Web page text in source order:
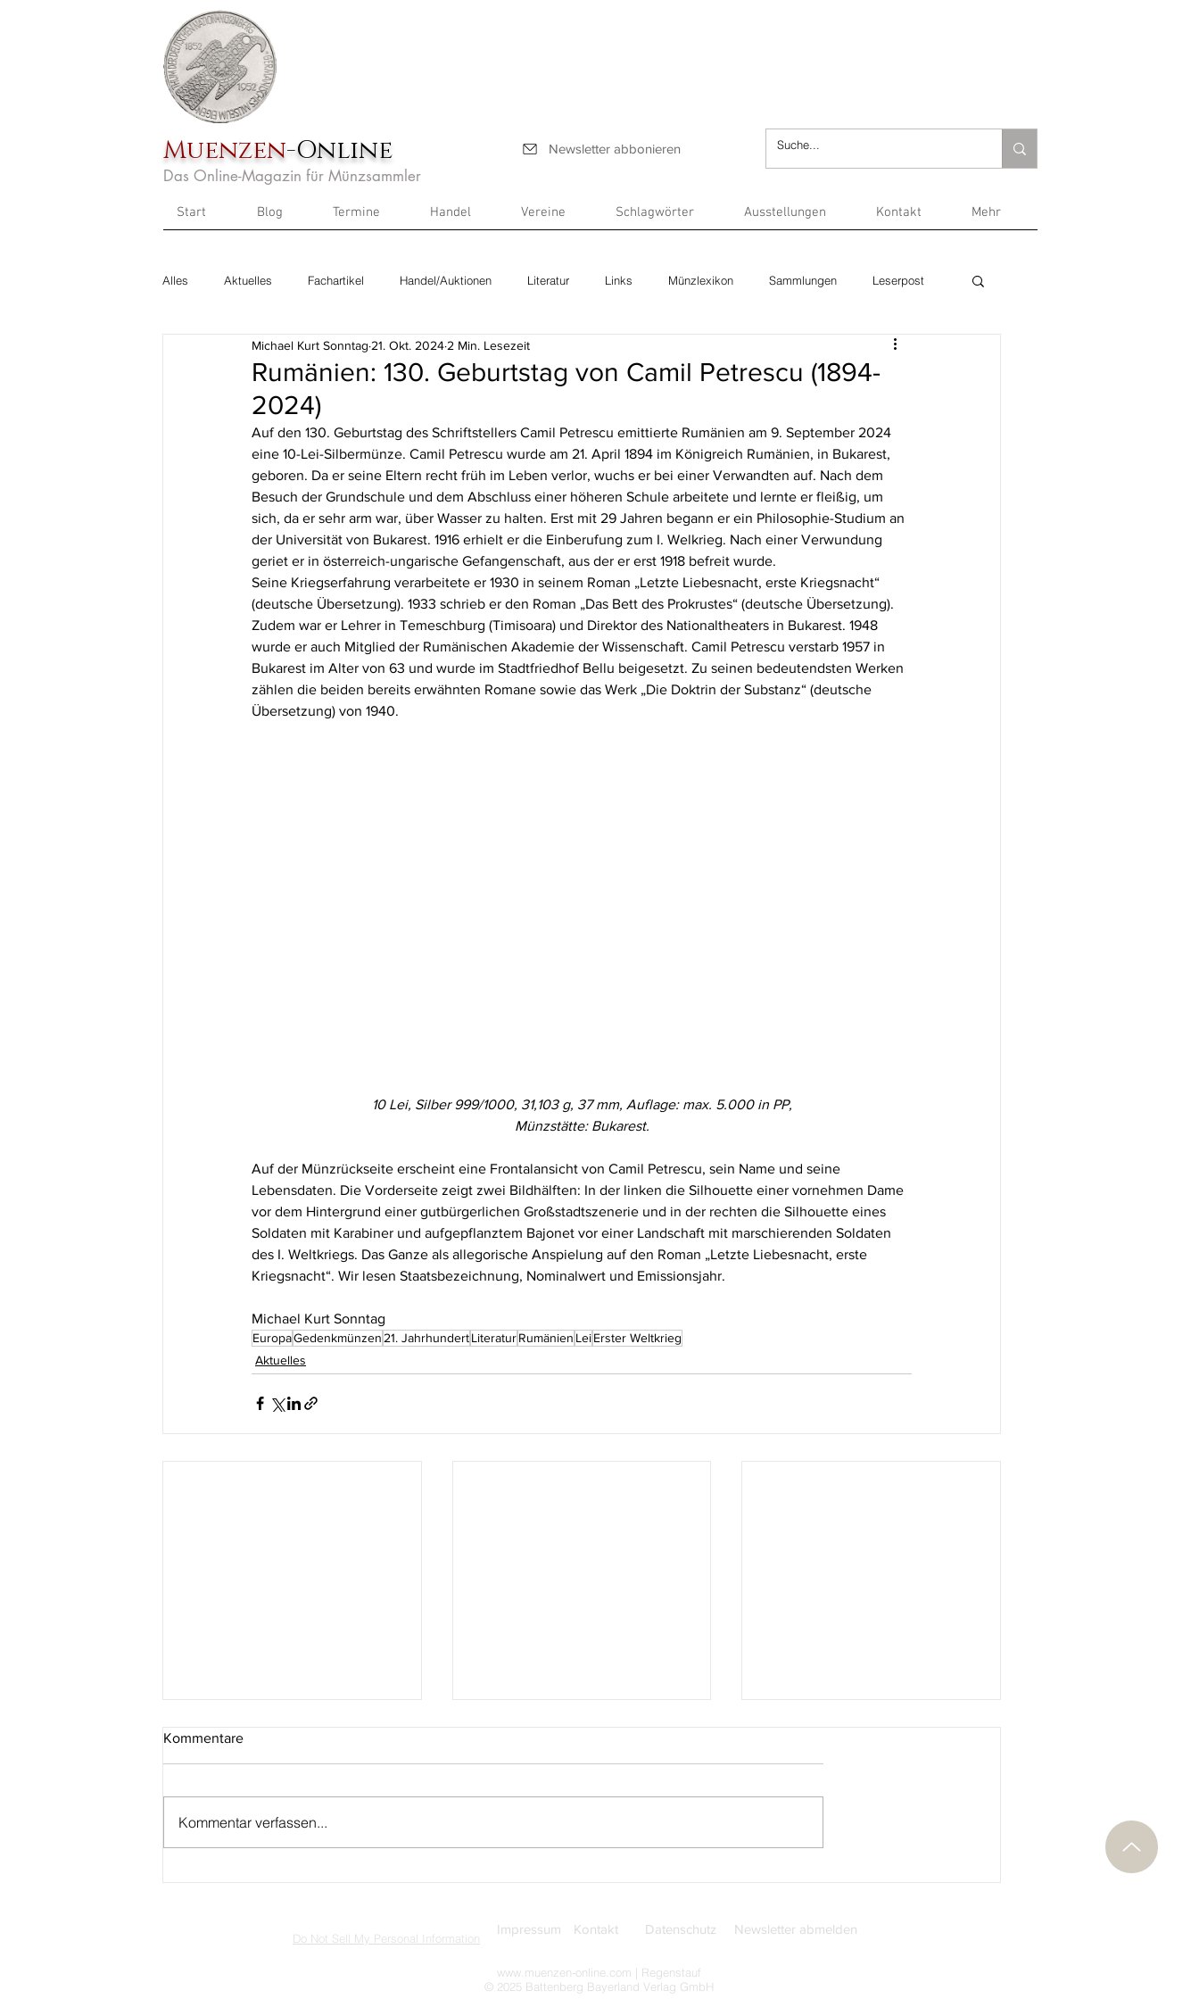
Muenzen-Online Newsletter abbonieren
Das Online-Magazin für Münzsammler
Start Blog Termine Handel Vereine Schlagwörter Ausstellungen Kontakt Mehr
Alles Aktuelles Fachartikel Handel/Auktionen Literatur Links Münzlexikon Sammlungen Leserpost
Rumänien: 130. Geburtstag von Camil Petrescu (1894-
2024)
Michael Kurt Sonntag 21. Okt. 2024 2 Min. Lesezeit
Auf den 130. Geburtstag des Schriftstellers Camil Petrescu emittierte Rumänien am 9. September 2024
eine 10-Lei-Silbermünze. Camil Petrescu wurde am 21. April 1894 im Königreich Rumänien, in Bukarest,
geboren. Da er seine Eltern recht früh im Leben verlor, wuchs er bei einer Verwandten auf. Nach dem
Besuch der Grundschule und dem Abschluss einer höheren Schule arbeitete und lernte er fleißig, um
sich, da er sehr arm war, über Wasser zu halten. Erst mit 29 Jahren begann er ein Philosophie-Studium an
der Universität von Bukarest. 1916 erhielt er die Einberufung zum I. Welkrieg. Nach einer Verwundung
geriet er in österreich-ungarische Gefangenschaft, aus der er erst 1918 befreit wurde.
Seine Kriegserfahrung verarbeitete er 1930 in seinem Roman „Letzte Liebesnacht, erste Kriegsnacht“
(deutsche Übersetzung). 1933 schrieb er den Roman „Das Bett des Prokrustes“ (deutsche Übersetzung).
Zudem war er Lehrer in Temeschburg (Timisoara) und Direktor des Nationaltheaters in Bukarest. 1948
wurde er auch Mitglied der Rumänischen Akademie der Wissenschaft. Camil Petrescu verstarb 1957 in
Bukarest im Alter von 63 und wurde im Stadtfriedhof Bellu beigesetzt. Zu seinen bedeutendsten Werken
zählen die beiden bereits erwähnten Romane sowie das Werk „Die Doktrin der Substanz“ (deutsche
Übersetzung) von 1940.
10 Lei, Silber 999/1000, 31,103 g, 37 mm, Auflage: max. 5.000 in PP,
Münzstätte: Bukarest.
Auf der Münzrückseite erscheint eine Frontalansicht von Camil Petrescu, sein Name und seine
Lebensdaten. Die Vorderseite zeigt zwei Bildhälften: In der linken die Silhouette einer vornehmen Dame
vor dem Hintergrund einer gutbürgerlichen Großstadtszenerie und in der rechten die Silhouette eines
Soldaten mit Karabiner und aufgepflanztem Bajonet vor einer Landschaft mit marschierenden Soldaten
des I. Weltkriegs. Das Ganze als allegorische Anspielung auf den Roman „Letzte Liebesnacht, erste
Kriegsnacht“. Wir lesen Staatsbezeichnung, Nominalwert und Emissionsjahr.
Michael Kurt Sonntag
EuropaGedenkmünzen 21. JahrhundertLiteraturRumänien LeiErster Weltkrieg
Aktuelles
(2003–2023)
Kommentare
Kommentar verfassen...
Do Not Sell My Personal Information
Impressum Kontakt Datenschutz Newsletter abmelden
www.muenzen-online.com | Regenstauf
© 2025 Battenberg Bayerland Verlag GmbH